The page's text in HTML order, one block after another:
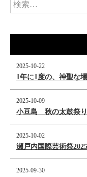
2025-10-22
1年に1度の、神聖な
2025-10-09
小豆島 秋の太鼓祭り
2025-10-02
瀬戸内国際芸術祭
2025-09-30